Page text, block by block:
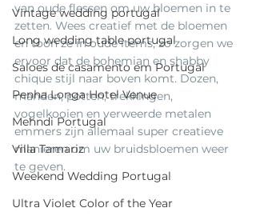
Vintage wedding portugal
Long wedding table portugal
Saloes de casamento em Portugal
Penha Longa Hotel Venue
Mehndi Portugal
Villa Tamariz
Weekend Wedding Portugal
Ultra Violet Color of the Year
van oude flessen om uw bloemen in te
zetten. Wees creatief met de bloemen
en toon ze in oude items, zo zorgen we
ervoor dat de bohemian en shabby
chique stijl naar boven komt. Dozen,
manden, potten, trekkingen,
vogelkooien en verweerde metalen
emmers zijn allemaal super creatieve
manieren om uw bruidsbloemen weer
te geven.